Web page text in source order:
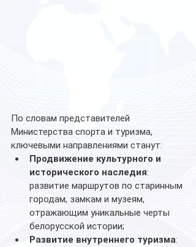
По словам представителей
Министерства спорта и туризма,
ключевыми направлениями станут:
Продвижение культурного и
исторического наследия:
развитие маршрутов по старинным
городам, замкам и музеям,
отражающим уникальные черты
белорусской истории;
Развитие внутреннего туризма: